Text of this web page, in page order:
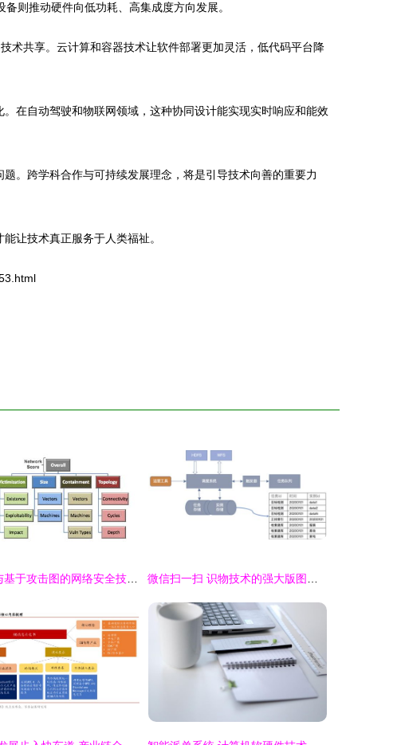
则推动硬件向低功耗、高集成度方向发展。
术共享。云计算和容器技术让软件部署更加灵活，低代码平台降
在自动驾驶和物联网领域，这种协同设计能实现实时响应和能效
。跨学科合作与可持续发展理念，将是引导技术向善的重要力
让技术真正服务于人类福祉。